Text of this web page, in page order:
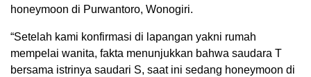
honeymoon di Purwantoro, Wonogiri.
“Setelah kami konfirmasi di lapangan yakni rumah
mempelai wanita, fakta menunjukkan bahwa saudara T
bersama istrinya saudari S, saat ini sedang honeymoon di